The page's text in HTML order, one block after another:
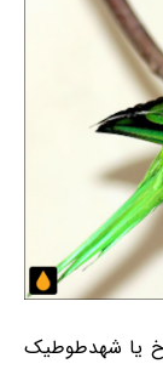
یا شهدطوطیک